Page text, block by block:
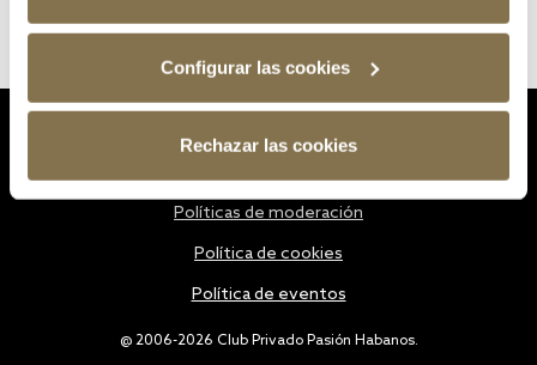
Configurar las cookies
Rechazar las cookies
@ 2006-2026 Club Privado Pasión Habanos.
Políticas de moderación
Política de cookies
Política de eventos